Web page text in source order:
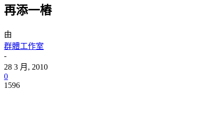
再添一樁
由
群體工作室
-
28 3 月, 2010
0
1596